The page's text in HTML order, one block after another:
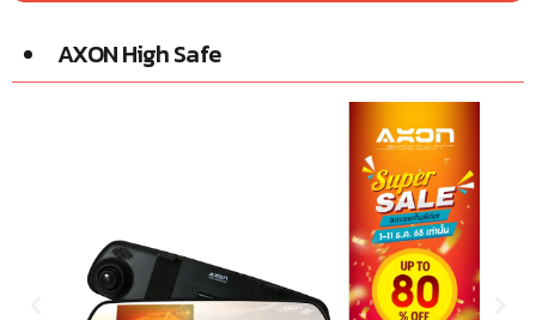
AXON High Safe